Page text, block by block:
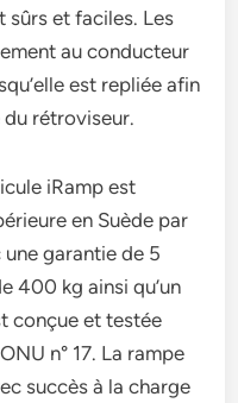
sûrs et faciles. Les
au conducteur
est repliée afin
rétroviseur.
iRamp est
en Suède par
garantie de 5
400 kg ainsi qu’un
conçue et testée
n° 17. La rampe
succès à la charge